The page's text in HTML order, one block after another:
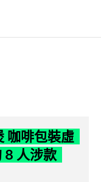
咖啡包裝虛
8 人涉款